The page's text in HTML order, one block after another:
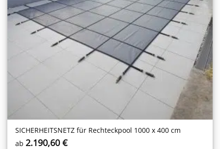
SICHERHEITS­NETZ für Rechteckpool 1000 x 400 cm
ab 2.190,60€